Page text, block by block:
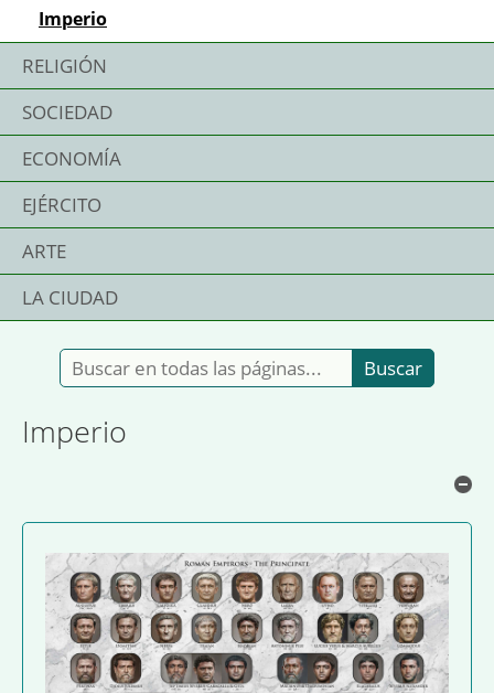
Imperio
RELIGIÓN
SOCIEDAD
ECONOMÍA
EJÉRCITO
ARTE
LA CIUDAD
Buscar en todas las páginas:
Imperio